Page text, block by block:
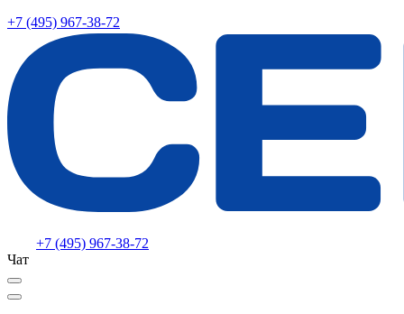
+7 (495) 967-38-72
+7 (495) 967-38-72
Чат